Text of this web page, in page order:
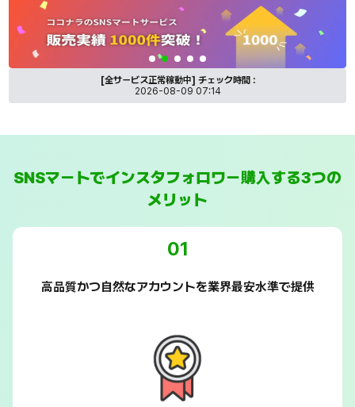
SNSマートのココナラ出品サービス紹介バナー
[全サービス正常稼動中] チェック時間 :
2026-08-09 07:14
SNSマートでインスタフォロワー購入する3つの
メリット
01
高品質かつ自然なアカウントを業界最安水準で提供